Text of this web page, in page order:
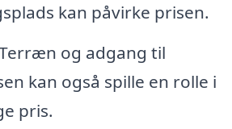
kan påvirke prisen.
og adgang til
kan også spille en rolle i
pris.